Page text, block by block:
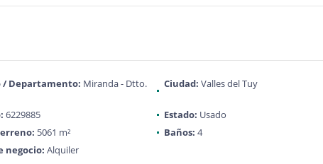
/ Departamento: Miranda - Dtto.
Ciudad: Valles del Tuy
6229885 Estado: Usado
5061 m² Baños: 4
negocio: Alquiler